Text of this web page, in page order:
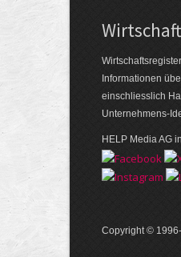
Informationen
einschliesslich
Unternehmens-
HELP Media AG
Copyright ©